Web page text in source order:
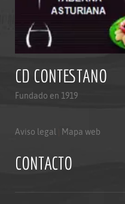
CD CONTESTANO
Fundado en 1919
Aviso legal Mapa web
CONTACTO